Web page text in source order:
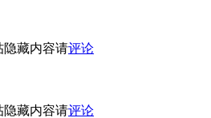
隐藏内容请评论
隐藏内容请评论